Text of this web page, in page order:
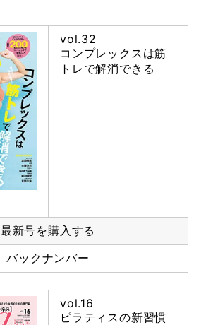
vol.32
コンプレックスは筋
トレで解消できる
最新号を購入する
バックナンバー
vol.16
ピラティスの新習慣